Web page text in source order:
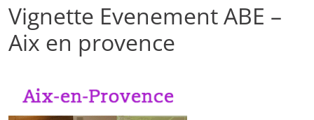
Vignette Evenement ABE –
Aix en provence